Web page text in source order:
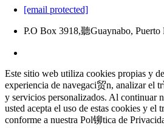
[email protected]
P.O Box 3918,聽Guaynabo, Puerto
Este sitio web utiliza cookies propias y
experiencia de navegaci贸n, analizar el
y servicios personalizados. Al continuar
usted acepta el uso de estas cookies y el
conforme a nuestra Pol铆tica de